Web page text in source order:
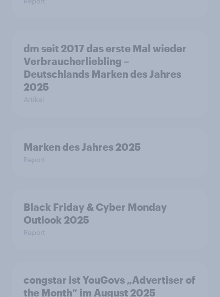
dm seit 2017 das erste Mal wieder
Verbraucherliebling –
Deutschlands Marken des Jahres
2025
Artikel
Marken des Jahres 2025
Report
Black Friday & Cyber Monday
Outlook 2025
Report
congstar ist YouGovs „Advertiser of
the Month” im August 2025